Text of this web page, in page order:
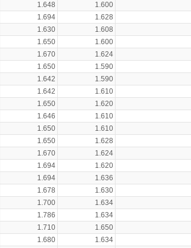
1.648 1.600
1.694 1.628
1.630 1.608
1.650 1.600
1.670 1.624
1.650 1.590
1.642 1.590
1.642 1.610
1.650 1.620
1.646 1.610
1.650 1.610
1.650 1.628
1.670 1.624
1.694 1.620
1.694 1.636
1.678 1.630
1.700 1.634
1.786 1.634
1.710 1.650
1.680 1.634